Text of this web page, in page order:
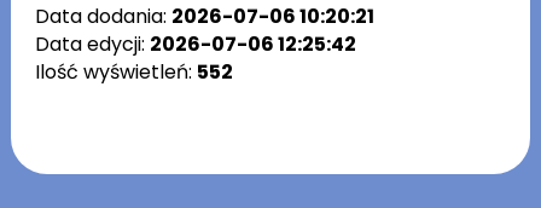
Data dodania: 2026-07-06 10:20:21
Data edycji: 2026-07-06 12:25:42
Ilość wyświetleń: 552